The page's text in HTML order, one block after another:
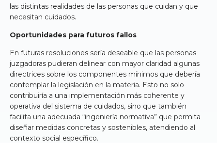
las distintas realidades de las personas que cuidan y que
necesitan cuidados.
Oportunidades para futuros fallos
En futuras resoluciones sería deseable que las personas
juzgadoras pudieran delinear con mayor claridad algunas
directrices sobre los componentes mínimos que debería
contemplar la legislación en la materia. Esto no solo
contribuiría a una implementación más coherente y
operativa del sistema de cuidados, sino que también
facilita una adecuada “ingeniería normativa” que permita
diseñar medidas concretas y sostenibles, atendiendo al
contexto social específico.